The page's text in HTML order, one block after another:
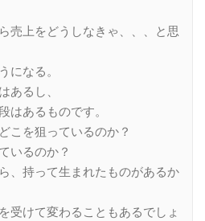
売上をどうしなきゃ、、、と思
になる。
あるし、
はあるものです。
こを狙っているのか？
いるのか？
、持って生まれたものがあるか
受けて変わることもあるでしょ